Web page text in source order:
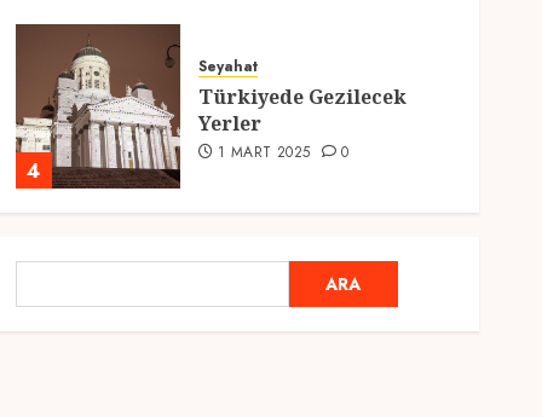
4
Seyahat
Türkiyede Gezilecek
Yerler
1 MART 2025 0
Ramazan Ayı 2025:
Manevi Atmosfer ve Özel
Hazırlıklar
ARA